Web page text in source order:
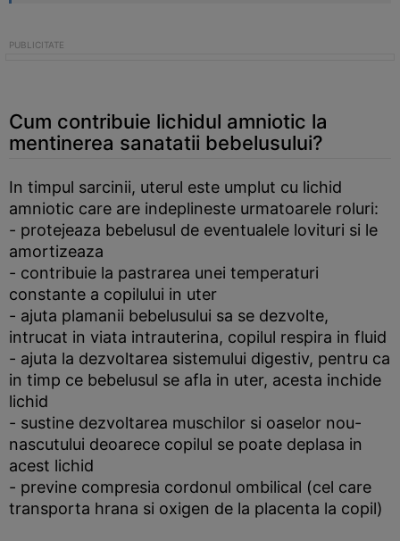
Cum contribuie lichidul amniotic la
mentinerea sanatatii bebelusului?
In timpul sarcinii, uterul este umplut cu lichid
amniotic care are indeplineste urmatoarele roluri:
- protejeaza bebelusul de eventualele lovituri si le
amortizeaza
- contribuie la pastrarea unei temperaturi
constante a copilului in uter
- ajuta plamanii bebelusului sa se dezvolte,
intrucat in viata intrauterina, copilul respira in fluid
- ajuta la dezvoltarea sistemului digestiv, pentru ca
in timp ce bebelusul se afla in uter, acesta inchide
lichid
- sustine dezvoltarea muschilor si oaselor nou-
nascutului deoarece copilul se poate deplasa in
acest lichid
- previne compresia cordonul ombilical (cel care
transporta hrana si oxigen de la placenta la copil)